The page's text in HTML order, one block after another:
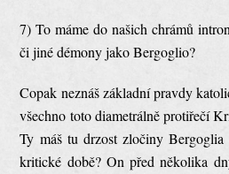
7) To máme do našich chrámů
či jiné démony jako Bergoglio?
Copak neznáš základní pravdy
všechno toto diametrálně protiřečí
Ty máš tu drzost zločiny
kritické době? On před několika